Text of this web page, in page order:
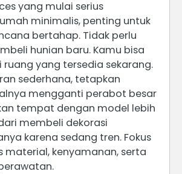
yang mulai serius
minimalis, penting untuk
bertahap. Tidak perlu
hunian baru. Kamu bisa
yang tersedia sekarang.
sederhana, tetapkan
mengganti perabot besar
tempat dengan model lebih
membeli dekorasi
karena sedang tren. Fokus
material, kenyamanan, serta